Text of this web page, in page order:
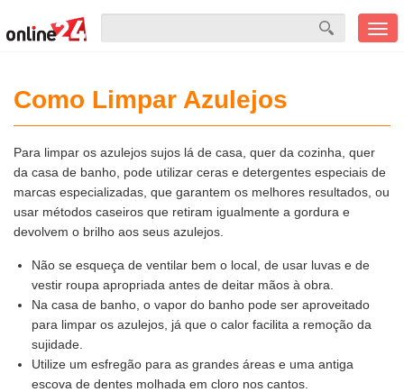
Como Limpar Azulejos
Para limpar os azulejos sujos lá de casa, quer da cozinha, quer
da casa de banho, pode utilizar ceras e detergentes especiais de
marcas especializadas, que garantem os melhores resultados, ou
usar métodos caseiros que retiram igualmente a gordura e
devolvem o brilho aos seus azulejos.
Não se esqueça de ventilar bem o local, de usar luvas e de
vestir roupa apropriada antes de deitar mãos à obra.
Na casa de banho, o vapor do banho pode ser aproveitado
para limpar os azulejos, já que o calor facilita a remoção da
sujidade.
Utilize um esfregão para as grandes áreas e uma antiga
escova de dentes molhada em cloro nos cantos.